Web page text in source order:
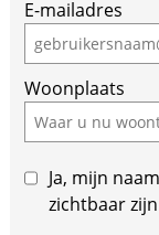
a
human,
ignore
this
field
E-mailadres
Woonplaats
Ja, mijn
zichtbaar